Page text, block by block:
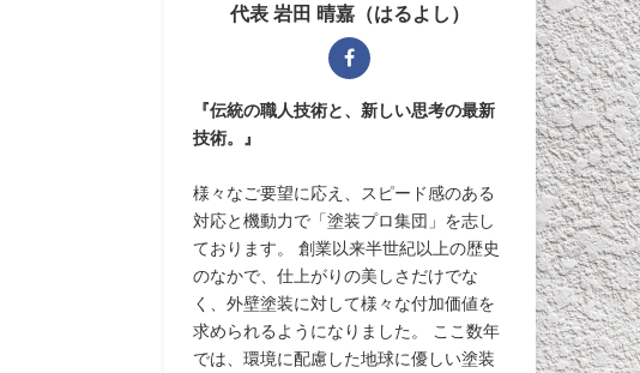
代表 岩田 晴嘉（はるよし）
『伝統の職人技術と、新しい思考の最新
技術。』
様々なご要望に応え、スピード感のある
対応と機動力で「塗装プロ集団」を志し
ております。 創業以来半世紀以上の歴史
のなかで、仕上がりの美しさだけでな
く、外壁塗装に対して様々な付加価値を
求められるようになりました。 ここ数年
では、環境に配慮した地球に優しい塗装